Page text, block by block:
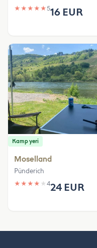
★ ★ ★ ★ ★516 EUR
Kamp yeri
Moselland
Pünderich
★ ★ ★ ★ ★ 424 EUR